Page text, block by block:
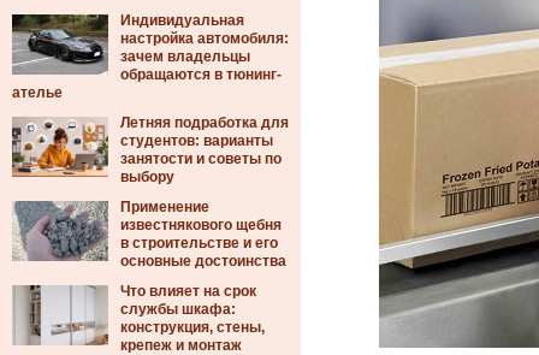
Индивидуальная
настройка автомобиля:
зачем владельцы
обращаются в тюнинг-
ателье
Летняя подработка для
студентов: варианты
занятости и советы по
выбору
Применение
известнякового щебня
в строительстве и его
основные достоинства
Что влияет на срок
службы шкафа:
конструкция, стены,
крепеж и монтаж